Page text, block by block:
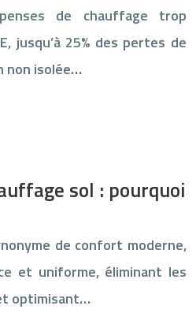
de chauffage trop
jusqu’à 25% des pertes de
non isolée…
sol : pourquoi
de confort moderne,
et uniforme, éliminant les
optimisant…